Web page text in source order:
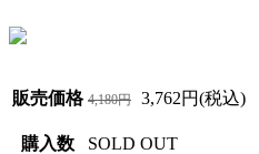
販売価格 4,180円 3,762円(税込)
購入数
SOLD OUT